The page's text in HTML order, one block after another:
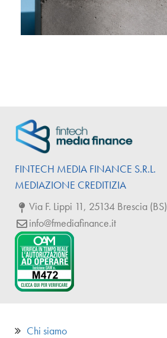
FINTECH MEDIA FINANCE S.R.L.
MEDIAZIONE CREDITIZIA
Via F. Lippi 11, 25134 Brescia (BS)
info@fmediafinance.it
Chi siamo